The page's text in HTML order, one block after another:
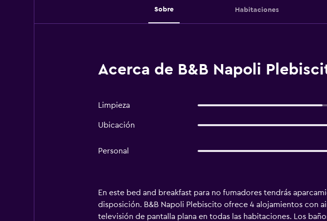
Sobre Habitaciones
Acerca de B&B Napoli
Limpieza
Ubicación
Personal
En este bed and breakfast para no fumadores tendrás
disposición. B&B Napoli Plebiscito ofrece 4 alojamientos con
televisión de pantalla plana en todas las habitaciones. Los